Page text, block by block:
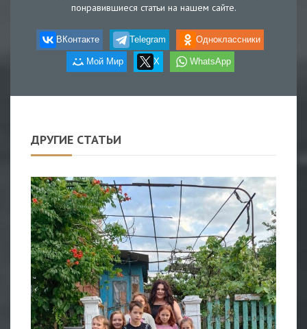
понравившиеся статьи на нашем сайте.
ВКонтакте Telegram Одноклассники
Мой Мир X WhatsApp
ДРУГИЕ СТАТЬИ